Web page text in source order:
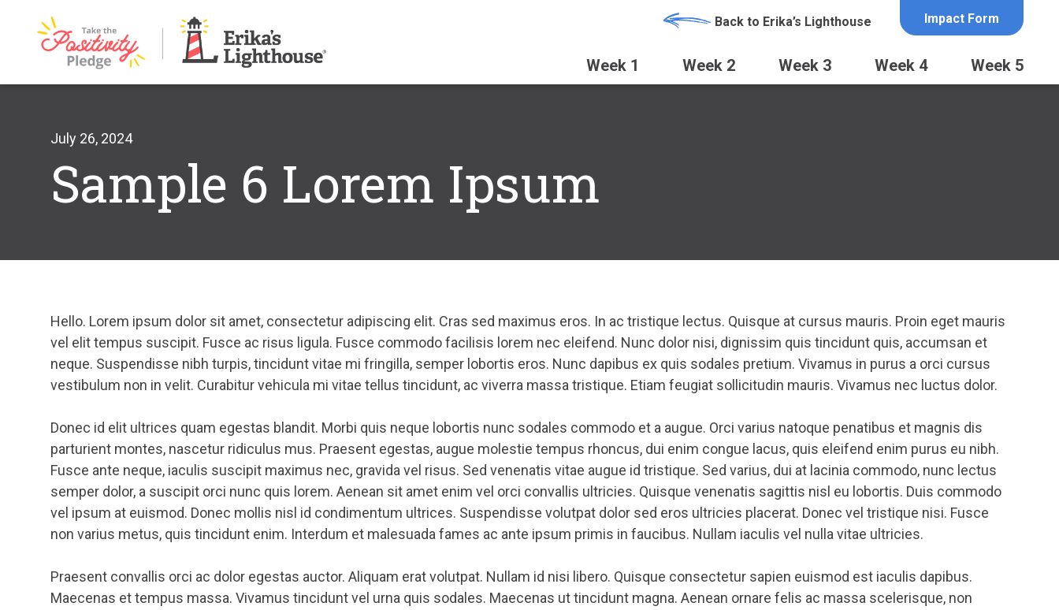
content
Back to Erika’s Lighthouse Impact Form
Week 1 Week 2 Week 3 Week 4 Week 5
July 26, 2024
Sample 6 Lorem Ipsum
Hello. Lorem ipsum dolor sit amet, consectetur adipiscing elit. Cras sed maximus eros. In ac tristique lectus. Quisque at cursus mauris. Proin eget mauris
vel elit tempus suscipit. Fusce ac risus ligula. Fusce commodo facilisis lorem nec eleifend. Nunc dolor nisi, dignissim quis tincidunt quis, accumsan et
neque. Suspendisse nibh turpis, tincidunt vitae mi fringilla, semper lobortis eros. Nunc dapibus ex quis sodales pretium. Vivamus in purus a orci cursus
vestibulum non in velit. Curabitur vehicula mi vitae tellus tincidunt, ac viverra massa tristique. Etiam feugiat sollicitudin mauris. Vivamus nec luctus dolor.
Donec id elit ultrices quam egestas blandit. Morbi quis neque lobortis nunc sodales commodo et a augue. Orci varius natoque penatibus et magnis dis
parturient montes, nascetur ridiculus mus. Praesent egestas, augue molestie tempus rhoncus, dui enim congue lacus, quis eleifend enim purus eu nibh.
Fusce ante neque, iaculis suscipit maximus nec, gravida vel risus. Sed venenatis vitae augue id tristique. Sed varius, dui at lacinia commodo, nunc lectus
semper dolor, a suscipit orci nunc quis lorem. Aenean sit amet enim vel orci convallis ultricies. Quisque venenatis sagittis nisl eu lobortis. Duis commodo
vel ipsum at euismod. Donec mollis nisl id condimentum ultrices. Suspendisse volutpat dolor sed eros ultricies placerat. Donec vel tristique nisi. Fusce
non varius metus, quis tincidunt enim. Interdum et malesuada fames ac ante ipsum primis in faucibus. Nullam iaculis vel nulla vitae ultricies.
Praesent convallis orci ac dolor egestas auctor. Aliquam erat volutpat. Nullam id nisi libero. Quisque consectetur sapien euismod est iaculis dapibus.
Maecenas et tempus massa. Vivamus tincidunt vel urna quis sodales. Maecenas ut tincidunt magna. Aenean ornare felis ac massa scelerisque, non